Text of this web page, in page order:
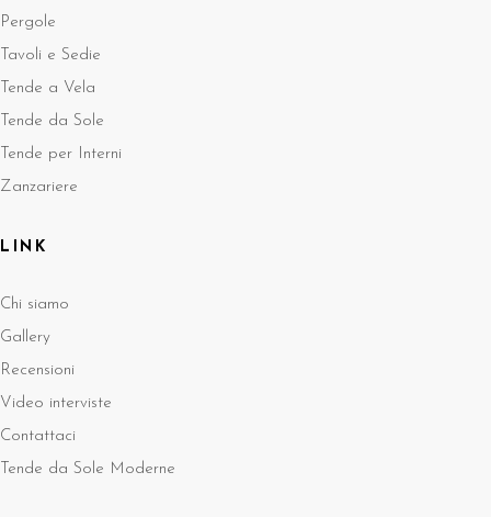
Pergole
Tavoli e Sedie
Tende a Vela
Tende da Sole
Tende per Interni
Zanzariere
LINK
Chi siamo
Gallery
Recensioni
Video interviste
Contattaci
Tende da Sole Moderne